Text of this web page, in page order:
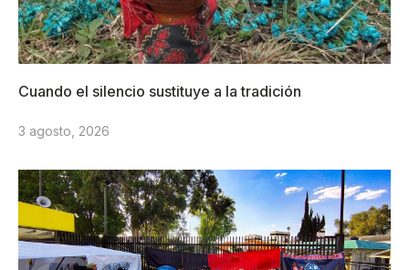
Cuando el silencio sustituye a la tradición
3 agosto, 2026